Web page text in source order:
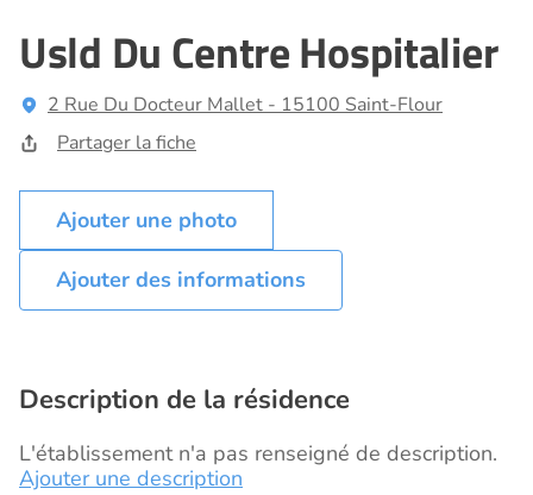
Usld Du Centre Hospitalier
2 Rue Du Docteur Mallet - 15100 Saint-Flour
Partager la fiche
Ajouter des informations
Description de la résidence
L'établissement n'a pas renseigné de description.
Ajouter une description